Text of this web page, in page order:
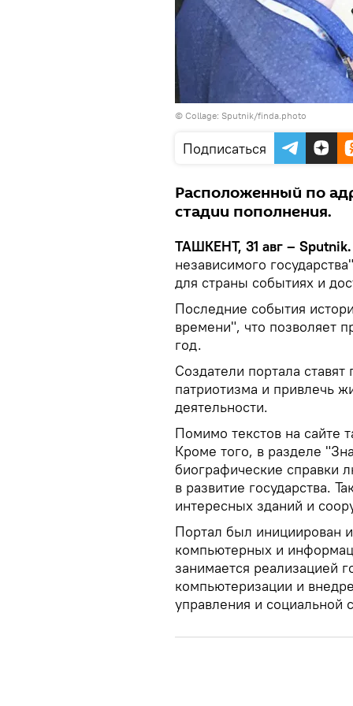
© Collage: Sputnik/finda.photo
Подписаться
Расположенный по
стадии пополнения.
ТАШКЕНТ, 31 авг – Sputnik.
независимого
для страны событиях и
Последние события
времени", что позволяет
год.
Создатели портала
патриотизма и привлечь
деятельности.
Помимо текстов на сайте
Кроме того, в разделе
биографические справки
в развитие государства.
интересных зданий и
Портал был инициирован
компьютерных и
занимается реализацией
компьютеризации и
управления и социальной